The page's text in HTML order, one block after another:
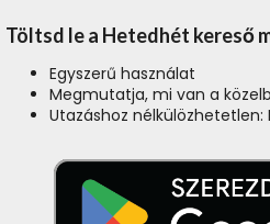
Töltsd le a Hetedhét kereső
Egyszerű használat
Megmutatja, mi van a
Utazáshoz